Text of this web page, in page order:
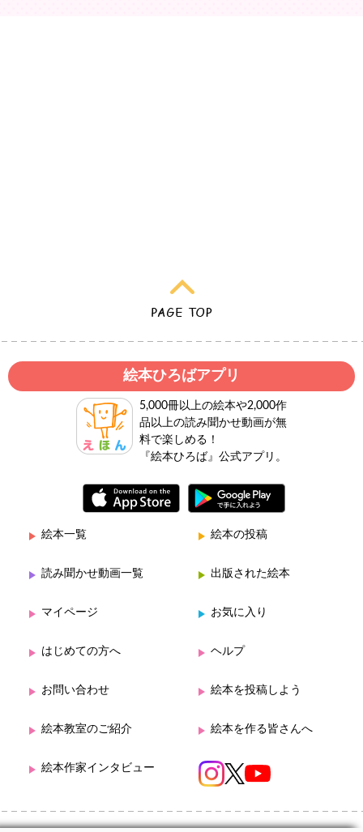
絵本ひろばアプリ
5,000冊以上の絵本や2,000作
品以上の読み聞かせ動画が無
料で楽しめる！
『絵本ひろば』公式アプリ。
絵本一覧 絵本の投稿
読み聞かせ動画一覧 出版された絵本
マイページ お気に入り
はじめての方へ ヘルプ
お問い合わせ 絵本を投稿しよう
絵本教室のご紹介 絵本を作る皆さんへ
絵本作家インタビュー